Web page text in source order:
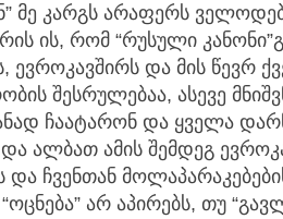
მე კარგს არაფერს
ის, რომ “რუსული
ევროკავშირს და მის წევრ
შესრულებაა, ასევე
ჩაატარონ და ყველა
ალბათ ამის შემდეგ
და ჩვენთან
არ აპირებს, თუ